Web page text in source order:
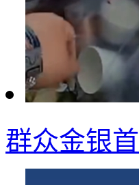
群众金银